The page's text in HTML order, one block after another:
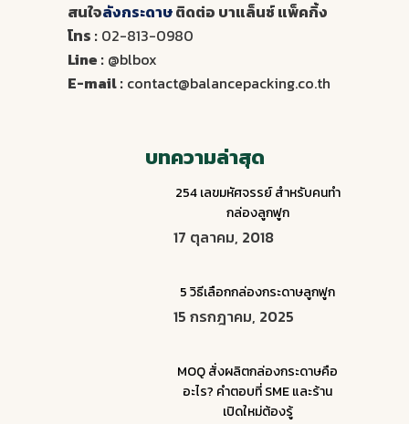
สนใจลังกระดาษติดต่อ บาแล็นซ์ แพ็คกิ้ง
โทร : 02-813-0980
Line : @blbox
E-mail : contact@balancepacking.co.th
บทความล่าสุด
254 เลขมหัศจรรย์ สำหรับคนทำ
กล่องลูกฟูก
17 ตุลาคม, 2018
5 วิธีเลือกกล่องกระดาษลูกฟูก
15 กรกฎาคม, 2025
MOQ สั่งผลิตกล่องกระดาษคือ
อะไร? คำตอบที่ SME และร้าน
เปิดใหม่ต้องรู้